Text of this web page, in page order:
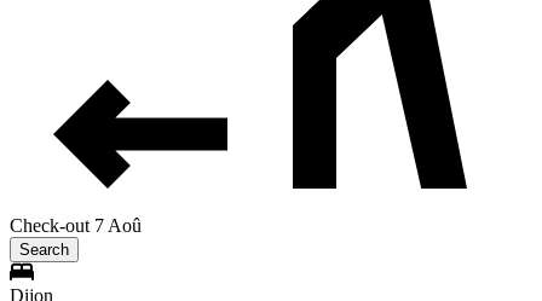
Check-out 7 Aoû
Search
Dijon